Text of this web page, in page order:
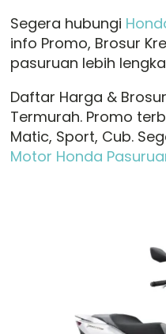
Segera hubungi
info Promo, Brosur
pasuruan lebih
Daftar Harga &
Termurah. Promo
Matic, Sport, Cub.
Motor Honda